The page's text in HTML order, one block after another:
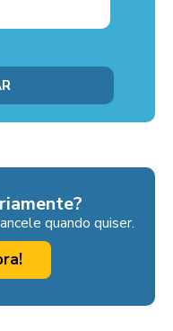
quando quiser.